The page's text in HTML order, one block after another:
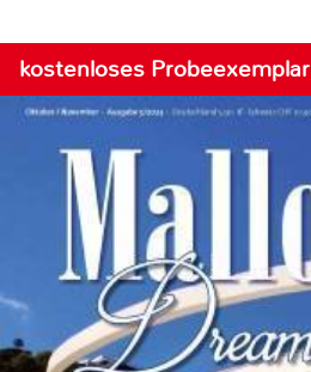
kostenloses Probeexemplar